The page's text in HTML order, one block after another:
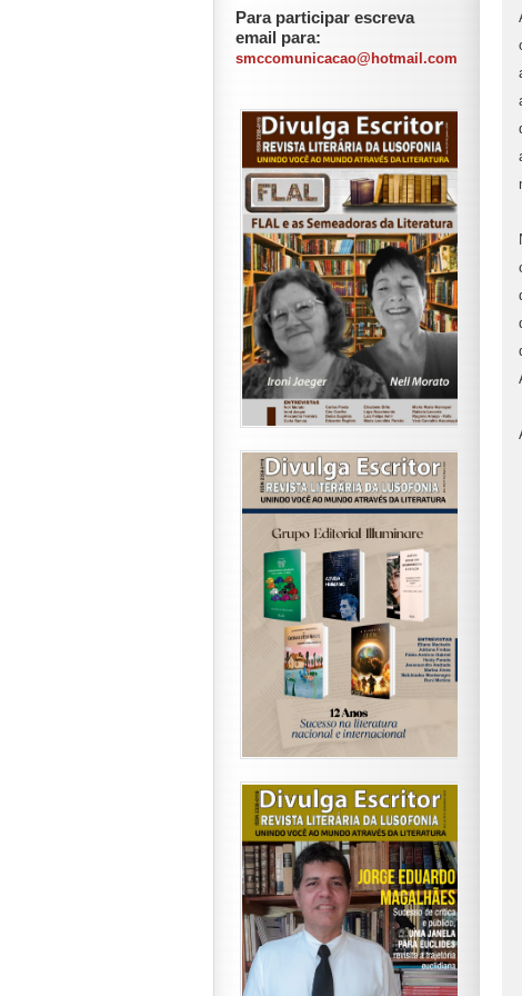
Para participar escreva
email para:
smccomunicacao@hotmail.com